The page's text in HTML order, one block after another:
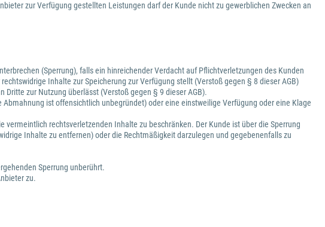
zur Verfügung gestellten Leistungen darf der Kunde nicht zu gewerblichen Zwecken an
(Sperrung), falls ein hinreichender Verdacht auf Pflichtverletzungen des Kunden
Inhalte zur Speicherung zur Verfügung stellt (Verstoß gegen § 8 dieser AGB)
zur Nutzung überlässt (Verstoß gegen § 9 dieser AGB).
ist offensichtlich unbegründet) oder eine einstweilige Verfügung oder eine Klage
rechtsverletzenden Inhalte zu beschränken. Der Kunde ist über die Sperrung
Inhalte zu entfernen) oder die Rechtmäßigkeit darzulegen und gegebenenfalls zu
Sperrung unberührt.
zu.